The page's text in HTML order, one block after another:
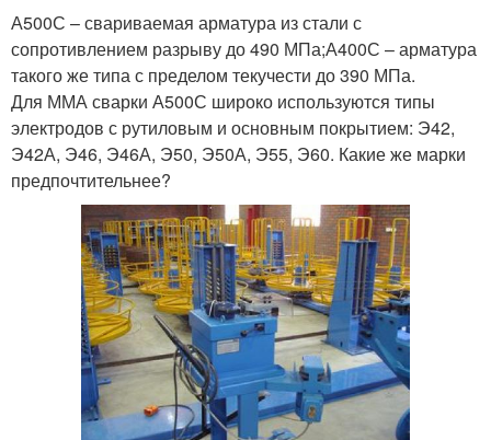
А500С – свариваемая арматура из стали с
сопротивлением разрыву до 490 МПа;А400С – арматура
такого же типа с пределом текучести до 390 МПа.
Для ММА сварки А500С широко используются типы
электродов с рутиловым и основным покрытием: Э42,
Э42А, Э46, Э46А, Э50, Э50А, Э55, Э60. Какие же марки
предпочтительнее?